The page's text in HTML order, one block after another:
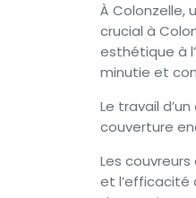
À Colonzelle,
crucial à
esthétique à
minutie et
Le travail
couverture
Les
et l’efficacité